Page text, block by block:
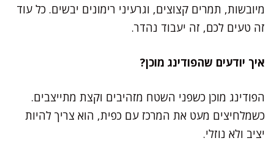
מיובשות, תמרים קצוצים, וגרעיני רימונים יבשים. כל עוד
זה טעים לכם, זה יעבוד נהדר.
איך יודעים שהפודינג מוכן?
הפודינג מוכן כשפני השטח מזהיבים וקצת מתייצבים.
כשמלחיצים מעט את המרכז עם כפית, הוא צריך להיות
יציב ולא נוזלי.